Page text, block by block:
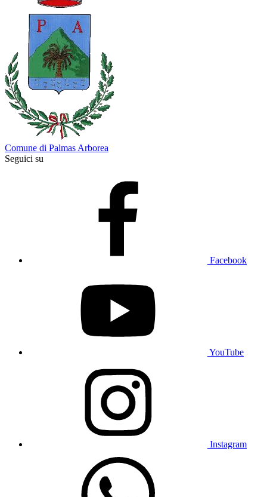
Comune di Palmas Arborea
Seguici su
Facebook
YouTube
Instagram